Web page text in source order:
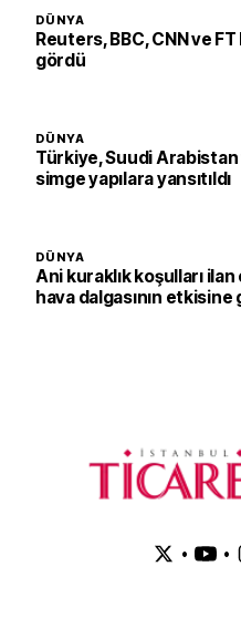
DÜNYA
Reuters, BBC, CNN ve
gördü
DÜNYA
Türkiye, Suudi
simge yapılara yansıtıldı
DÜNYA
Ani kuraklık koşulları
hava dalgasının
• •